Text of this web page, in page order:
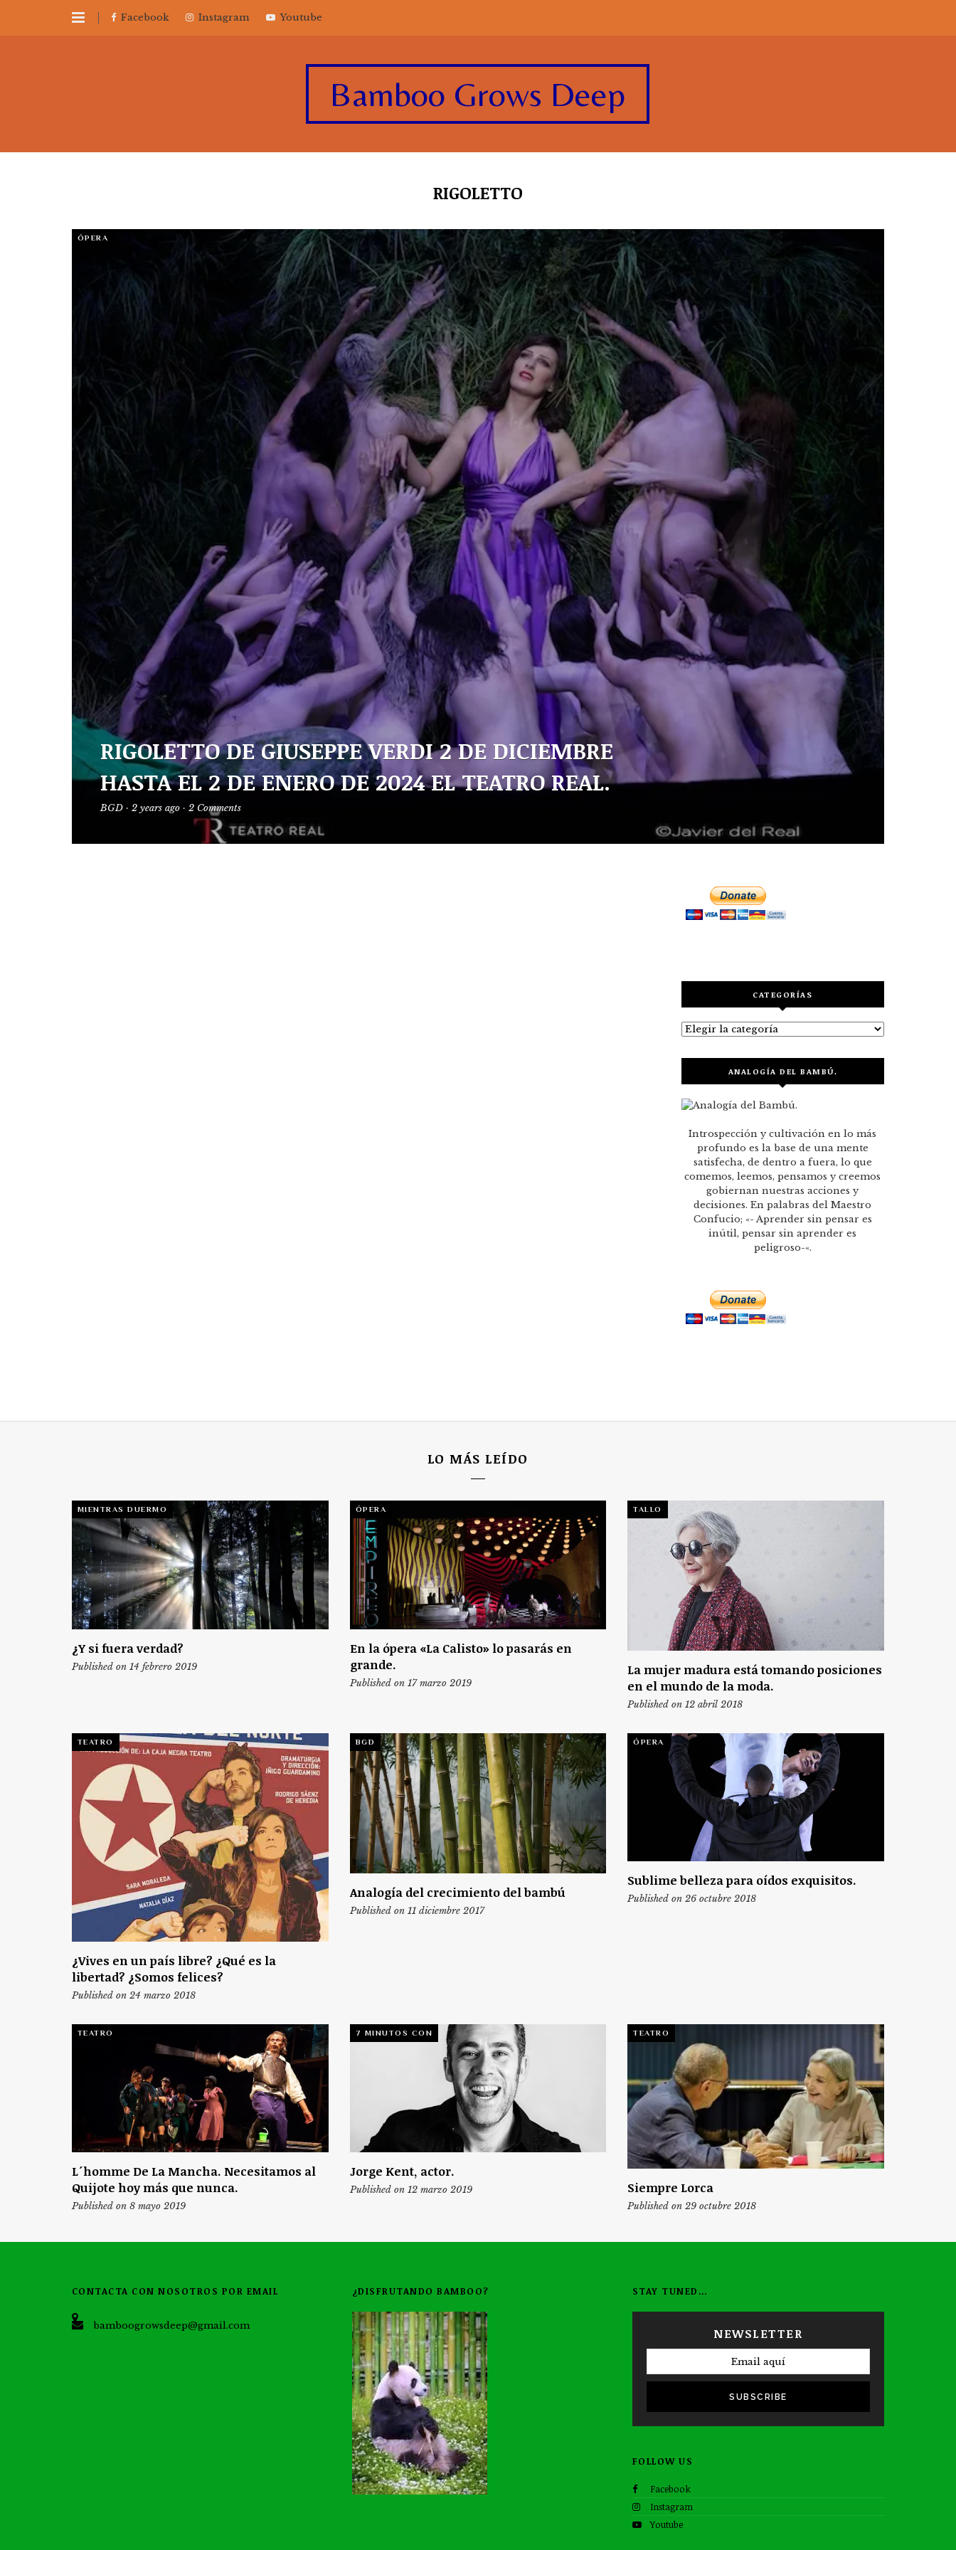
Facebook Instagram Youtube
Bamboo Grows Deep
RIGOLETTO
ÓPERA
RIGOLETTO DE GIUSEPPE VERDI 2 DE DICIEMBRE
HASTA EL 2 DE ENERO DE 2024 EL TEATRO REAL.
BGD · 2 years ago · 2 Comments
CATEGORÍAS
Categorías
ANALOGÍA DEL BAMBÚ.
Introspección y cultivación en lo más
profundo es la base de una mente
satisfecha, de dentro a fuera, lo que
comemos, leemos, pensamos y creemos
gobiernan nuestras acciones y
decisiones. En palabras del Maestro
Confucio; «- Aprender sin pensar es
inútil, pensar sin aprender es
peligroso-«.
LO MÁS LEÍDO
MIENTRAS DUERMO
¿Y si fuera verdad?
Published on 14 febrero 2019
ÓPERA
En la ópera «La Calisto» lo pasarás en
grande.
Published on 17 marzo 2019
TALLO
La mujer madura está tomando posiciones
en el mundo de la moda.
Published on 12 abril 2018
TEATRO
¿Vives en un país libre? ¿Qué es la
libertad? ¿Somos felices?
Published on 24 marzo 2018
BGD
Analogía del crecimiento del bambú
Published on 11 diciembre 2017
ÓPERA
Sublime belleza para oídos exquisitos.
Published on 26 octubre 2018
TEATRO
L´homme De La Mancha. Necesitamos al
Quijote hoy más que nunca.
Published on 8 mayo 2019
7 MINUTOS CON
Jorge Kent, actor.
Published on 12 marzo 2019
TEATRO
Siempre Lorca
Published on 29 octubre 2018
CONTACTA CON NOSOTROS POR EMAIL
bamboogrowsdeep@gmail.com
¿DISFRUTANDO BAMBOO? STAY TUNED…
NEWSLETTER
SUBSCRIBE
FOLLOW US
Facebook
Instagram
Youtube